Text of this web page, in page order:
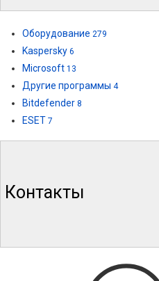
Оборудование 279
Kaspersky 6
Microsoft 13
Другие программы 4
Bitdefender 8
ESET 7
Контакты